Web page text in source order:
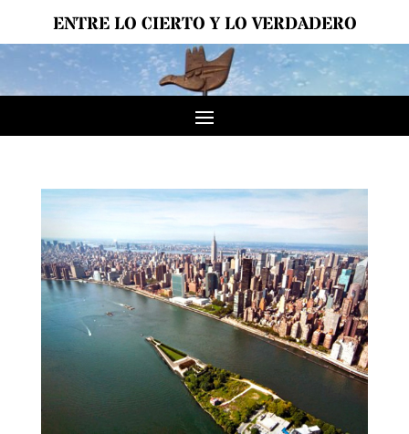
ENTRE LO CIERTO Y LO VERDADERO